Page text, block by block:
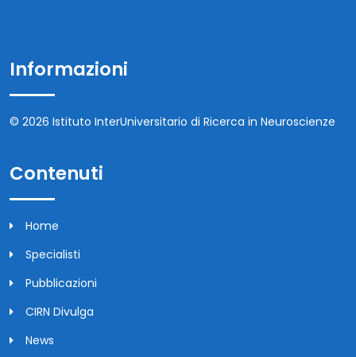
Informazioni
© 2026 Istituto InterUniversitario di Ricerca in Neuroscienze
Contenuti
Home
Specialisti
Pubblicazioni
CIRN Divulga
News